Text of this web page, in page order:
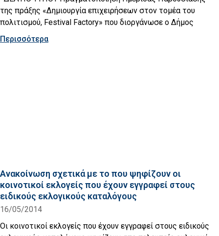
της πράξης «Δημιουργία επιχειρήσεων στον τομέα του
πολιτισμού, Festival Factory» που διοργάνωσε ο Δήμος
Περισσότερα
Ανακοίνωση σχετικά με το που ψηφίζουν οι
κοινοτικοί εκλογείς που έχουν εγγραφεί στους
ειδικούς εκλογικούς καταλόγους
16/05/2014
Οι κοινοτικοί εκλογείς που έχουν εγγραφεί στους ειδικούς